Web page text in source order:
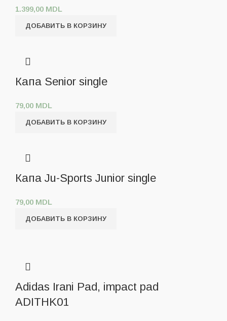
1.399,00 MDL
ДОБАВИТЬ В КОРЗИНУ
Капа Senior single
79,00 MDL
ДОБАВИТЬ В КОРЗИНУ
Капа Ju-Sports Junior single
79,00 MDL
ДОБАВИТЬ В КОРЗИНУ
Adidas Irani Pad, impact pad
ADITHK01